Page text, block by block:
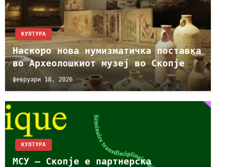
КУЛТУРА
Наскоро нова нумизматичка поставка
во Археолошкиот музеј во Скопје
февруари 18, 2026
КУЛТУРА
МСУ – Скопје е партнерска